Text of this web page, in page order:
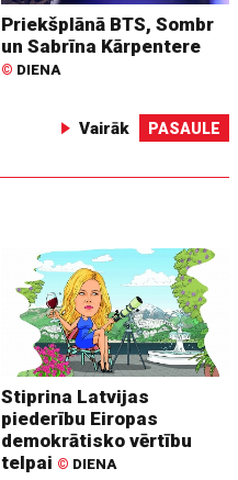
Priekšplānā BTS, Sombr
un Sabrīna Kārpentere
© DIENA
Vairāk PASAULE
Stiprina Latvijas
piederību Eiropas
demokrātisko vērtību
telpai © DIENA